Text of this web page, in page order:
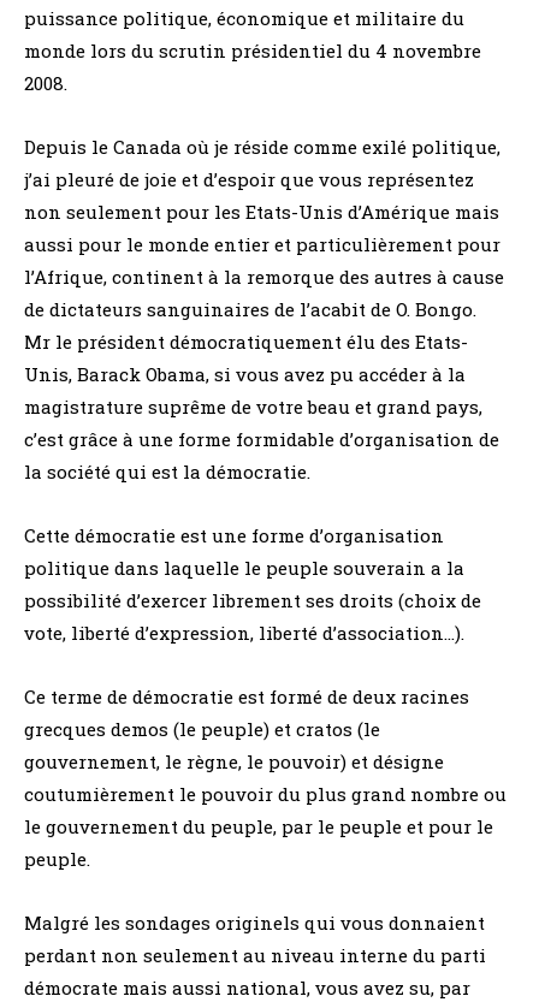
puissance politique, économique et militaire du
monde lors du scrutin présidentiel du 4 novembre
2008.
Depuis le Canada où je réside comme exilé politique,
j’ai pleuré de joie et d’espoir que vous représentez
non seulement pour les Etats-Unis d’Amérique mais
aussi pour le monde entier et particulièrement pour
l’Afrique, continent à la remorque des autres à cause
de dictateurs sanguinaires de l’acabit de O. Bongo.
Mr le président démocratiquement élu des Etats-
Unis, Barack Obama, si vous avez pu accéder à la
magistrature suprême de votre beau et grand pays,
c’est grâce à une forme formidable d’organisation de
la société qui est la démocratie.
Cette démocratie est une forme d’organisation
politique dans laquelle le peuple souverain a la
possibilité d’exercer librement ses droits (choix de
vote, liberté d’expression, liberté d’association…).
Ce terme de démocratie est formé de deux racines
grecques demos (le peuple) et cratos (le
gouvernement, le règne, le pouvoir) et désigne
coutumièrement le pouvoir du plus grand nombre ou
le gouvernement du peuple, par le peuple et pour le
peuple.
Malgré les sondages originels qui vous donnaient
perdant non seulement au niveau interne du parti
démocrate mais aussi national, vous avez su, par